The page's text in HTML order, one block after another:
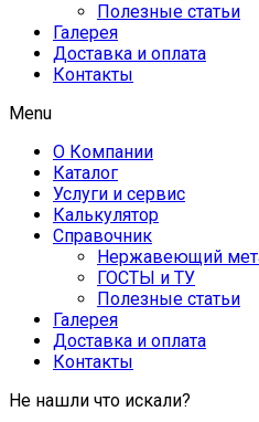
Полезные статьи
Галерея
Доставка и оплата
Контакты
Menu
О Компании
Каталог
Услуги и сервис
Калькулятор
Справочник
Нержавеющий
ГОСТЫ и ТУ
Полезные статьи
Галерея
Доставка и оплата
Контакты
Не нашли что искали?